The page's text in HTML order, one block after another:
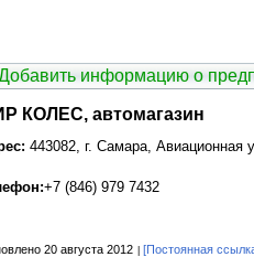
информацию о
КОЛЕС, автомагазин
443082, г. Самара, Авиационная
+7 (846) 979 7432
20 августа 2012 [Постоянная